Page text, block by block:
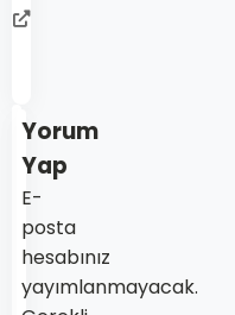
admin
Yorum
Yap
E-
posta
hesabınız
yayımlanmayacak.